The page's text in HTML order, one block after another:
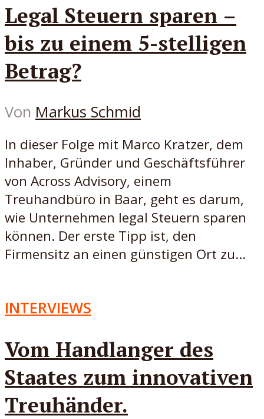
Legal Steuern sparen –
bis zu einem 5-stelligen
Betrag?
Von Markus Schmid
In dieser Folge mit Marco Kratzer, dem
Inhaber, Gründer und Geschäftsführer
von Across Advisory, einem
Treuhandbüro in Baar, geht es darum,
wie Unternehmen legal Steuern sparen
können. Der erste Tipp ist, den
Firmensitz an einen günstigen Ort zu...
INTERVIEWS
Vom Handlanger des
Staates zum innovativen
Treuhänder.